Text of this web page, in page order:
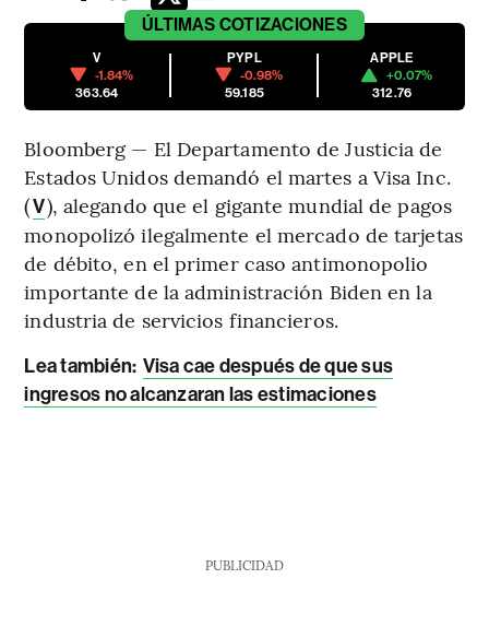
ÚLTIMAS COTIZACIONES
V
-1.84%
363.64
PYPL
-0.98%
59.185
APPLE
+0.07%
312.76
Bloomberg — El Departamento de Justicia de
Estados Unidos demandó el martes a Visa Inc.
(V), alegando que el gigante mundial de pagos
monopolizó ilegalmente el mercado de tarjetas
de débito, en el primer caso antimonopolio
importante de la administración Biden en la
industria de servicios financieros.
Lea también: Visa cae después de que sus
ingresos no alcanzaran las estimaciones
PUBLICIDAD